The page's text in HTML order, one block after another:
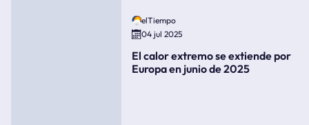
elTiempo
04 jul 2025
El calor extremo se extiende por
Europa en junio de 2025